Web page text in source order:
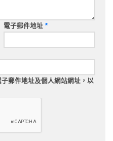
電子郵件地址 *
郵件地址及個人網站網址，以